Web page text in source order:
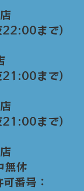
まで）
まで）
まで）
休
番号：